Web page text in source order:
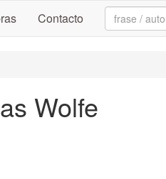
Contacto Search:
Wolfe